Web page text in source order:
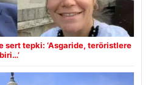
sert tepki: ‘Asgaride, teröristlere